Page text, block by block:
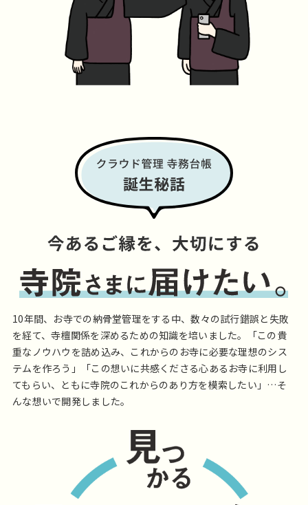
10年間、お寺での納骨堂管理をする中、数々の試行錯誤と失敗
を経て、寺檀関係を深めるための知識を培いました。「この貴
重なノウハウを詰め込み、これからのお寺に必要な理想のシス
テムを作ろう」「この想いに共感くださる心あるお寺に利用し
てもらい、ともに寺院のこれからのあり方を模索したい」…そ
んな想いで開発しました。